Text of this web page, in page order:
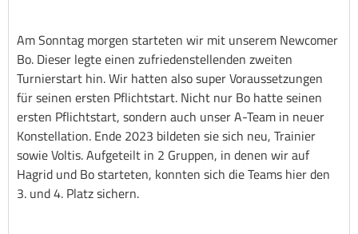
Am Sonntag morgen starteten wir mit unserem Newcomer
Bo. Dieser legte einen zufriedenstellenden zweiten
Turnierstart hin. Wir hatten also super Voraussetzungen
für seinen ersten Pflichtstart. Nicht nur Bo hatte seinen
ersten Pflichtstart, sondern auch unser A-Team in neuer
Konstellation. Ende 2023 bildeten sie sich neu, Trainier
sowie Voltis. Aufgeteilt in 2 Gruppen, in denen wir auf
Hagrid und Bo starteten, konnten sich die Teams hier den
3. und 4. Platz sichern.